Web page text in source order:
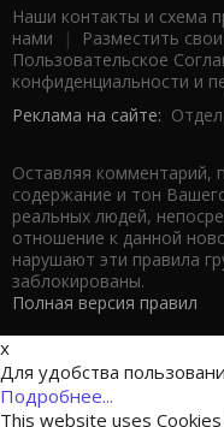
Наши контакты и схема
нами | Разместить
Пользовательское
конфиденциальности и
Реклама на сайте:
Оставляя комментарий,
содержание и тон
реальных людей,
отношение к данной
нарушают эти правила
заблокированы.
Полная версия правил
x
Для удобства
Подробнее...
This website uses